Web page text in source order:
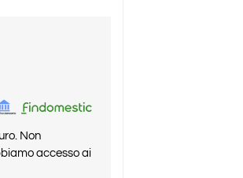
Non
accesso ai